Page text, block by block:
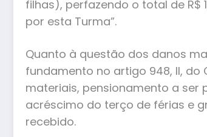
filhas), perfazendo o total de
por esta Turma”.
Quanto à questão dos danos
fundamento no artigo 948, II, do
materiais, pensionamento a ser
acréscimo do terço de férias e
recebido.